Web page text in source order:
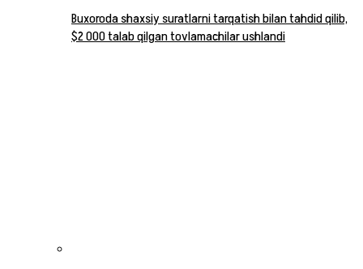
Buxoroda shaxsiy suratlarni tarqatish bilan tahdid qilib,
$2 000 talab qilgan tovlamachilar ushlandi